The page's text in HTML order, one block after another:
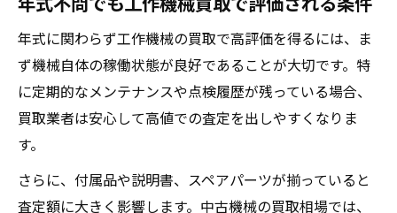
年式に関わらず工作機械の買取で高評価を得るには、ま
ず機械自体の稼働状態が良好であることが大切です。特
に定期的なメンテナンスや点検履歴が残っている場合、
買取業者は安心して高値での査定を出しやすくなりま
す。
さらに、付属品や説明書、スペアパーツが揃っていると
査定額に大きく影響します。中古機械の買取相場では、